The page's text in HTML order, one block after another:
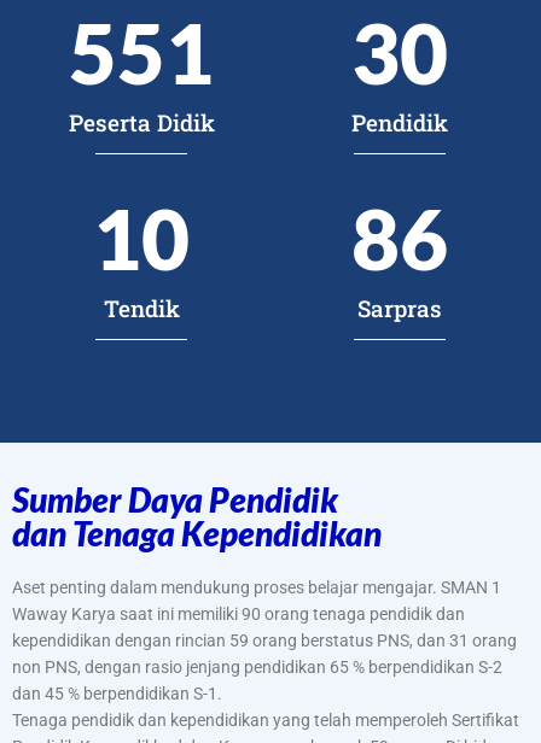
Peserta Didik
551
Pendidik
30
Tendik
10
Sarpras
86
Sumber Daya Pendidik
dan Tenaga Kependidikan
Aset penting dalam mendukung proses belajar mengajar. SMAN 1
Waway Karya saat ini memiliki 90 orang tenaga pendidik dan
kependidikan dengan rincian 59 orang berstatus PNS, dan 31 orang
non PNS, dengan rasio jenjang pendidikan 65 % berpendidikan S-2
dan 45 % berpendidikan S-1.
Tenaga pendidik dan kependidikan yang telah memperoleh Sertifikat